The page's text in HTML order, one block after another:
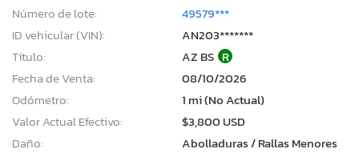
Número de lote:
49579***
ID vehicular (VIN):
AN203*******
Título:
AZ BS R
Fecha de Venta:
08/10/2026
Odómetro:
1 mi (No Actual)
Valor Actual Efectivo:
$3,800 USD
Daño:
Abolladuras / Rallas Menores